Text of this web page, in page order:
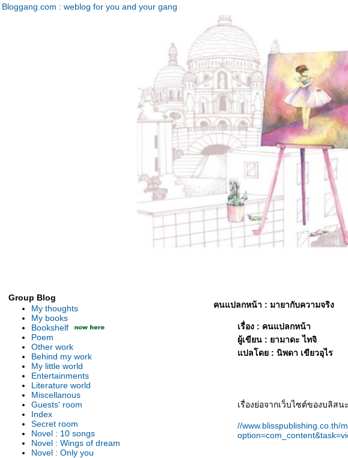
Bloggang.com : weblog for you and your gang
Group Blog
My thoughts
My books
Bookshelf
Poem
Other work
Behind my work
My little world
Entertainments
Literature world
Miscellanous
Guests' room
Index
Secret room
Novel : 10 songs
Novel : Wings of dream
Novel : Only you
คนแปลกหน้า : มายากับความจริง
เรื่อง : คนแปลกหน้า
ผู้เขียน : ยามาดะ ไทจิ
ปลโดย : นิพดา เขียวอุไร
เรื่องย่อจากเว็บไซต์ของบลิสน
//www.blisspublishing.co.th/